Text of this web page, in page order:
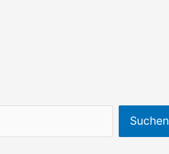
Suchen